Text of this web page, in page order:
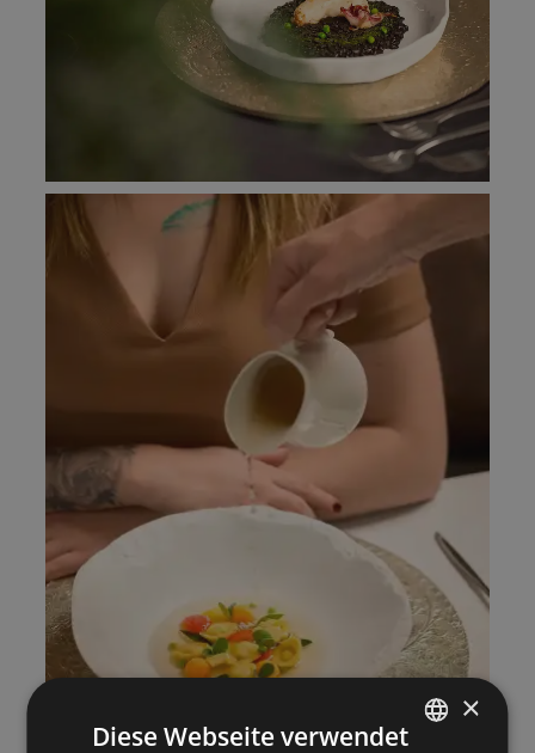
×
Diese Webseite verwendet